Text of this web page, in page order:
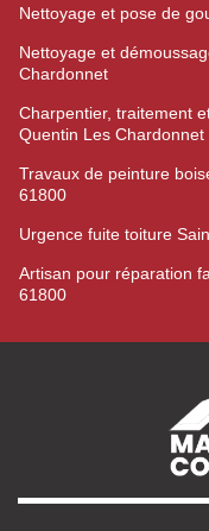
Nettoyage et pose de
Nettoyage et
Chardonnet
Charpentier, traitement
Quentin Les Chardonnet
Travaux de peinture
61800
Urgence fuite toiture
Artisan pour réparation
61800